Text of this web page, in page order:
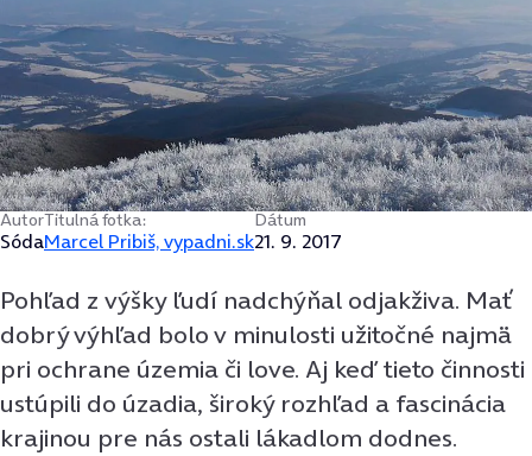
Autor
Sóda
Titulná fotka:
Marcel Pribiš, vypadni.sk
Dátum
21. 9. 2017
Pohľad z výšky ľudí nadchýňal odjakživa. Mať
dobrý výhľad bolo v minulosti užitočné najmä
pri ochrane územia či love. Aj keď tieto činnosti
ustúpili do úzadia, široký rozhľad a fascinácia
krajinou pre nás ostali lákadlom dodnes.